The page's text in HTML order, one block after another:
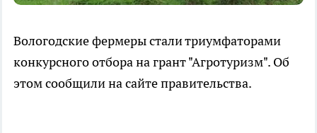
Вологодские фермеры стали триумфаторами
конкурсного отбора на грант "Агротуризм". Об
этом сообщили на сайте правительства.